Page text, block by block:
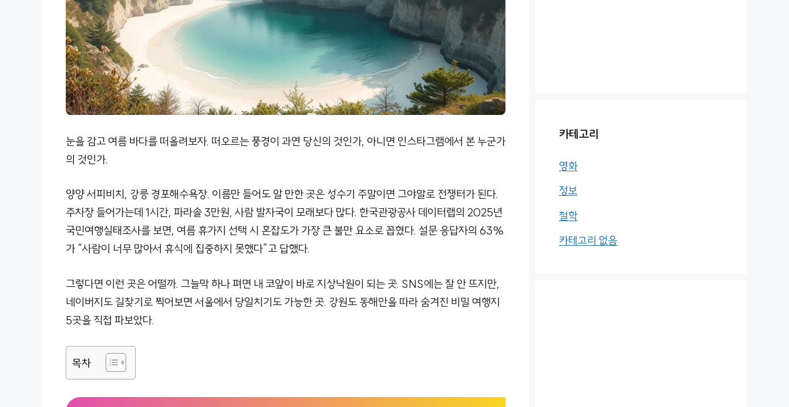
눈을 감고 여름 바다를 떠올려보자. 떠오르는 풍경이 과연 당신의 것인가, 아니면 인스타그램에서 본 누군가
의 것인가.
양양 서피비치, 강릉 경포해수욕장. 이름만 들어도 알 만한 곳은 성수기 주말이면 그야말로 전쟁터가 된다.
주차장 들어가는데 1시간, 파라솔 3만원, 사람 발자국이 모래보다 많다. 한국관광공사 데이터랩의 2025년
국민여행실태조사를 보면, 여름 휴가지 선택 시 혼잡도가 가장 큰 불만 요소로 꼽혔다. 설문 응답자의 63%
가 “사람이 너무 많아서 휴식에 집중하지 못했다”고 답했다.
그렇다면 이런 곳은 어떨까. 그늘막 하나 펴면 내 코앞이 바로 지상낙원이 되는 곳. SNS에는 잘 안 뜨지만,
네이버지도 길찾기로 찍어보면 서울에서 당일치기도 가능한 곳. 강원도 동해안을 따라 숨겨진 비밀 여행지
5곳을 직접 파보았다.
목차
카테고리
영화
정보
철학
카테고리 없음